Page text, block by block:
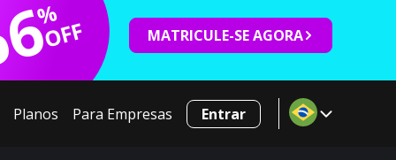
%
OFF MATRICULE-SE AGORA
Planos Para Empresas Entrar